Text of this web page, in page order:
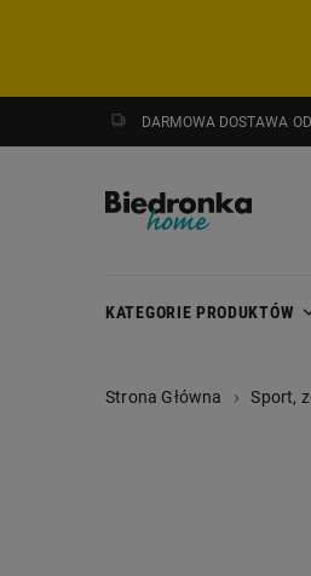
DARMOWA DOSTAWA
KATEGORIE PRODUKTÓW
Strona Główna Sport,